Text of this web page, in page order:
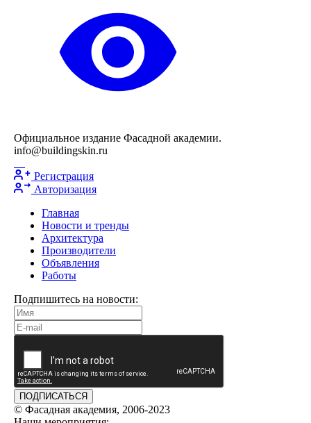
Официальное издание Фасадной академии.
info@buildingskin.ru
Регистрация
Авторизация
Главная
Новости и тренды
Архитектура
Производители
Объявления
Работы
Подпишитесь на новости:
ПОДПИСАТЬСЯ
© Фасадная академия, 2006-2023